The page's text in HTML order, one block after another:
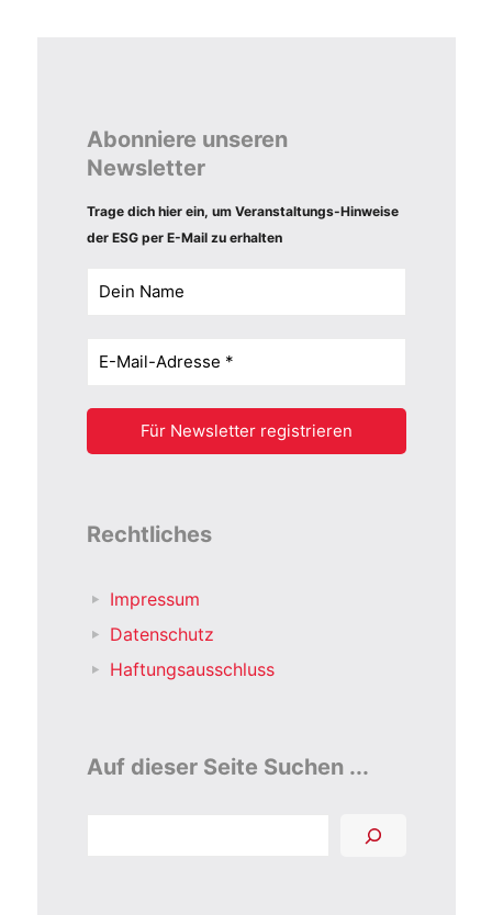
Abonniere unseren
Newsletter
Trage dich hier ein, um Veranstaltungs-Hinweise
der ESG per E-Mail zu erhalten
Rechtliches
Impressum
Datenschutz
Haftungsausschluss
Auf dieser Seite Suchen ...